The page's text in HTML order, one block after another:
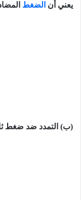
یعني أن الضغط
(ب) التمدد ضد ضغط